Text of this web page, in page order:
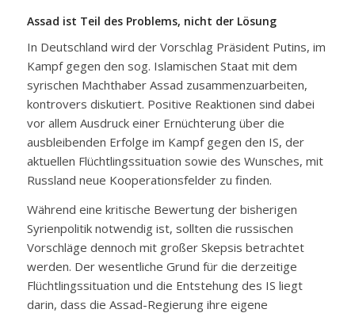
Assad ist Teil des Problems, nicht der Lösung
In Deutschland wird der Vorschlag Präsident Putins, im
Kampf gegen den sog. Islamischen Staat mit dem
syrischen Machthaber Assad zusammenzuarbeiten,
kontrovers diskutiert. Positive Reaktionen sind dabei
vor allem Ausdruck einer Ernüchterung über die
ausbleibenden Erfolge im Kampf gegen den IS, der
aktuellen Flüchtlingssituation sowie des Wunsches, mit
Russland neue Kooperationsfelder zu finden.
Während eine kritische Bewertung der bisherigen
Syrienpolitik notwendig ist, sollten die russischen
Vorschläge dennoch mit großer Skepsis betrachtet
werden. Der wesentliche Grund für die derzeitige
Flüchtlingssituation und die Entstehung des IS liegt
darin, dass die Assad-Regierung ihre eigene